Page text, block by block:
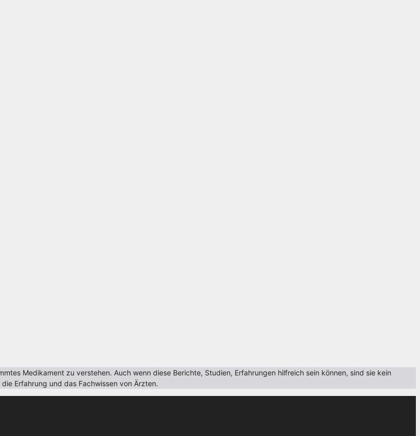
Medikament zu verstehen. Auch wenn diese Berichte, Studien, Erfahrungen hilfreich sein können, sind sie kein
die Erfahrung und das Fachwissen von Ärzten.